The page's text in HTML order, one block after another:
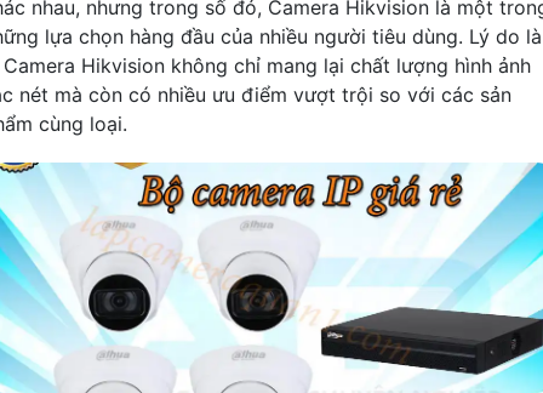
nhau, nhưng trong số đó, Camera Hikvision là một
lựa chọn hàng đầu của nhiều người tiêu dùng. Lý do là
Hikvision không chỉ mang lại chất lượng hình ảnh
nét mà còn có nhiều ưu điểm vượt trội so với các sản
cùng loại.